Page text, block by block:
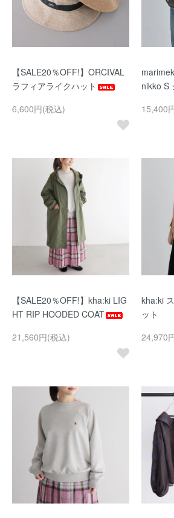
【SALE20％OFF!】ORCIVAL
ラフィアライクハット
6,600円(税込)
nikko S
15,400
【SALE20％OFF!】kha:ki LIG
HT RIP HOODED COAT
21,560円(税込)
kha:ki
ット
24,970